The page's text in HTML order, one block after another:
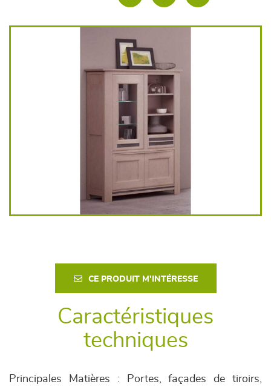
CE PRODUIT M'INTÉRESSE
Caractéristiques
techniques
Principales Matières : Portes, façades de tiroirs,